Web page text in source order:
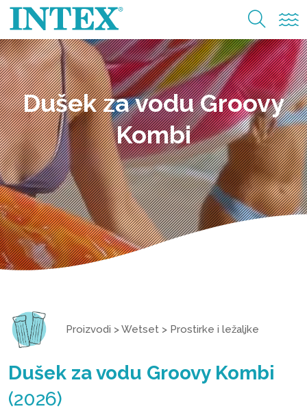
Dušek za vodu Groovy
Kombi
Proizvodi >Wetset > Prostirke i ležaljke
Dušek za vodu Groovy Kombi
(2026)